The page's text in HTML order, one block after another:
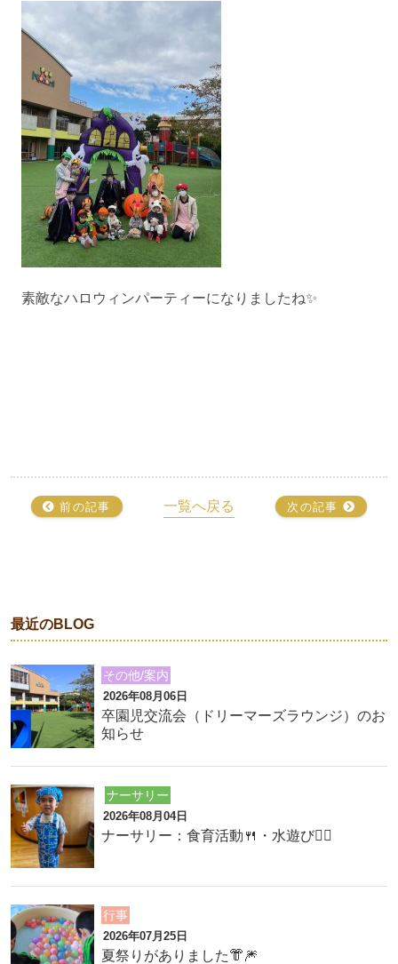
素敵なハロウィンパーティーになりましたね✨
前の記事 一覧へ戻る 次の記事
最近のBLOG
その他/案内
2026年08月06日
卒園児交流会（ドリーマーズラウンジ）のお
知らせ
ナーサリー
2026年08月04日
ナーサリー：食育活動🍴・水遊び🏊‍♂️
行事
2026年07月25日
夏祭りがありました👘🎆